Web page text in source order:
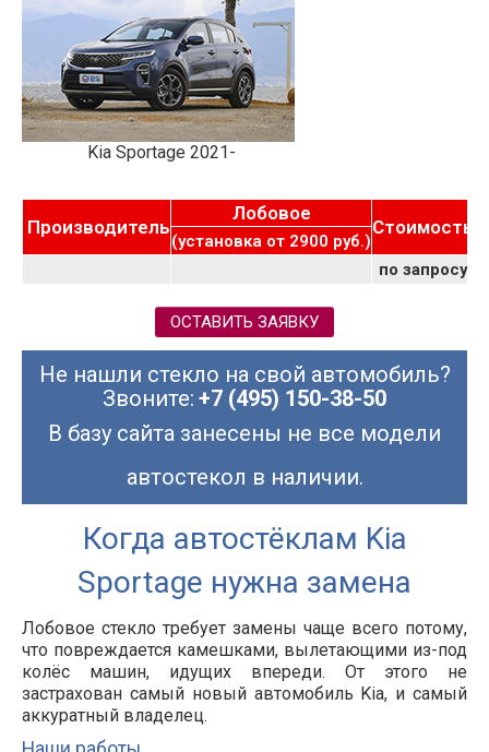
Kia Sportage 2021-
Производитель
Лобовое
Стоимость
(установка от 2900 руб.)
по запросу
ОСТАВИТЬ ЗАЯВКУ
Не нашли стекло на свой автомобиль?
Звоните: +7 (495) 150-38-50
В базу сайта занесены не все модели
автостекол в наличии.
Когда автостёклам Kia
Sportage нужна замена
Лобовое стекло требует замены чаще всего потому,
что повреждается камешками, вылетающими из-под
колёс машин, идущих впереди. От этого не
застрахован самый новый автомобиль Kia, и самый
аккуратный владелец.